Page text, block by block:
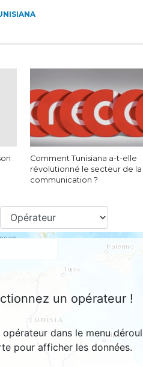
Comment Tunisiana a-t-elle
révolutionné le secteur de la
communication ?